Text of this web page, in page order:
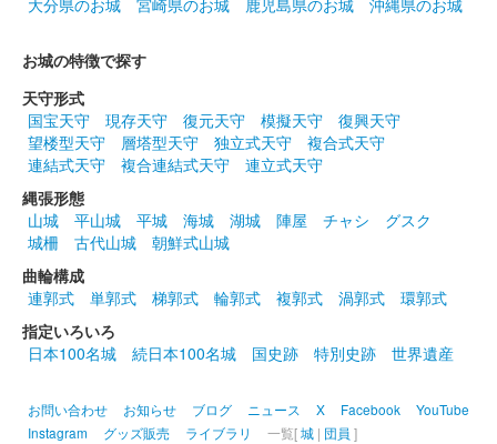
美浜駅×国吉城
配布終了
1000枚限定
佐柿国吉城 御城印 国吉城歴史散策参加記念版
配布終了
国吉城まつりの国吉城歴史散策に参加した人に配布された御城
印。
佐柿国吉城 御城印 令和6年 国吉城まつり限定版
大分県のお城
宮崎県のお城 鹿児島県のお城 沖縄県のお城
お城の特徴で探す
天守形式
国宝天守
現存天守 復元天守 模擬天守
復興天守
望楼型天守
層塔型天守 独立式天守
複合式天守
連結式天守
複合連結式天守
連立式天守
縄張形態
山城
平山城 平城 海城 湖城 陣屋 チャシ
グスク
城柵
古代山城
朝鮮式山城
曲輪構成
連郭式
単郭式 梯郭式 輪郭式 複郭式 渦郭式
環郭式
指定いろいろ
日本100名城
続日本100名城 国史跡 特別史跡 世界遺産
お問い合わせ お知らせ ブログ ニュース X Facebook
YouTube
Instagram
グッズ販売 ライブラリ 一覧[城 | 団員 ]